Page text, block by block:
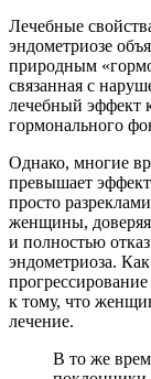
Лечебные
эндометриозе
природным
связанная с
лечебный эффект
гормонального
Однако, многие
превышает
просто
женщины, доверяя
и полностью
эндометриоза.
к тому, что
лечение.
В то же